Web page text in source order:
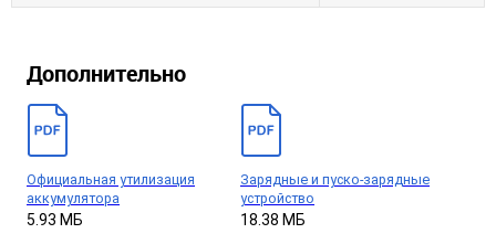
Дополнительно
Официальная утилизация
аккумулятора
5.93 МБ
Зарядные и пуско-зарядные
устройство
18.38 МБ